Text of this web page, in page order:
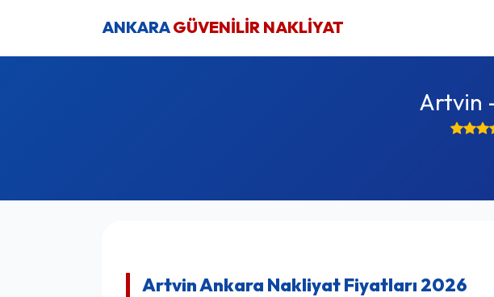
ANKARAGÜVENİLİR NAKLİYAT
Artvin
Artvin Ankara Nakliyat Fiyatları 2026